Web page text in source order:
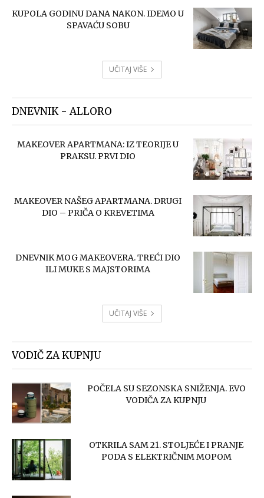
KUPOLA GODINU DANA NAKON. IDEMO U
SPAVAĆU SOBU
UČITAJ VIŠE
DNEVNIK - ALLORO
MAKEOVER APARTMANA: IZ TEORIJE U
PRAKSU. PRVI DIO
MAKEOVER NAŠEG APARTMANA. DRUGI
DIO – PRIČA O KREVETIMA
DNEVNIK MOG MAKEOVERA. TREĆI DIO
ILI MUKE S MAJSTORIMA
UČITAJ VIŠE
VODIČ ZA KUPNJU
POČELA SU SEZONSKA SNIŽENJA. EVO
VODIČA ZA KUPNJU
OTKRILA SAM 21. STOLJEĆE I PRANJE
PODA S ELEKTRIČNIM MOPOM